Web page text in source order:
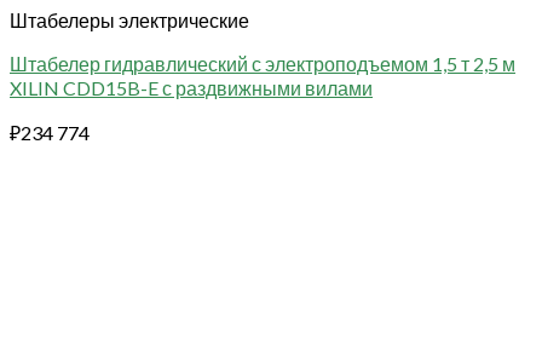
Штабелеры электрические
Штабелер гидравлический с электроподъемом 1,5 т 2,5 м
XILIN CDD15B-E с раздвижными вилами
₽234 774